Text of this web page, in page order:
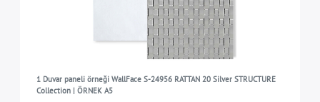
1 Duvar paneli örneği WallFace S-24956 RATTAN 20 Silver STRUCTURE
Collection | ÖRNEK A5